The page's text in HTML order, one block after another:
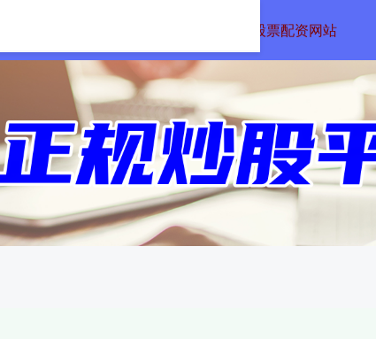
配资专业股票配资网站